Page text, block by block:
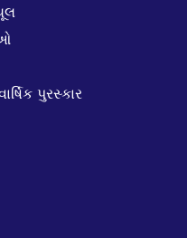
પુરસ્કાર